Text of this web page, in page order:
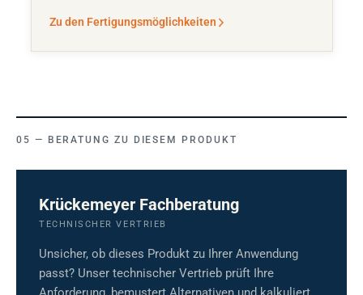
Zu den Fertigungsmöglichkeiten
BERATUNG ZU DIESEM PRODUKT
Krückemeyer Fachberatung
TECHNISCHER VERTRIEB
Unsicher, ob dieses Produkt zu Ihrer Anwendung
passt? Unser technischer Vertrieb prüft Ihre